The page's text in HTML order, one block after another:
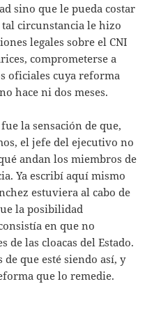
sino que le pueda costar
circunstancia le hizo
legales sobre el CNI
comprometerse a
oficiales cuya reforma
hace ni dos meses.
la sensación de que,
el jefe del ejecutivo no
andan los miembros de
Ya escribí aquí mismo
estuviera al cabo de
la posibilidad
en que no
de las cloacas del Estado.
de que esté siendo así, y
que lo remedie.